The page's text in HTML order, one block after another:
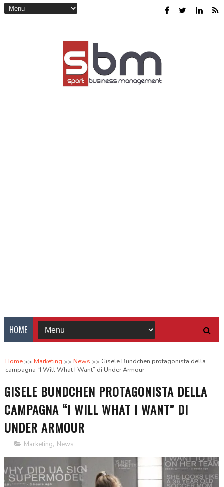
HOME
Home Marketing News
Gisele Bundchen protagonista della
campagna “I Will What I Want” di Under Armour
GISELE BUNDCHEN PROTAGONISTA DELLA
CAMPAGNA “I WILL WHAT I WANT” DI
UNDER ARMOUR
Marketing, News